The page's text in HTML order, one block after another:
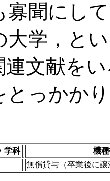
寡聞にし
大学，と
連文献を
とっかか
学科
機
無償貸与（卒業後に譲